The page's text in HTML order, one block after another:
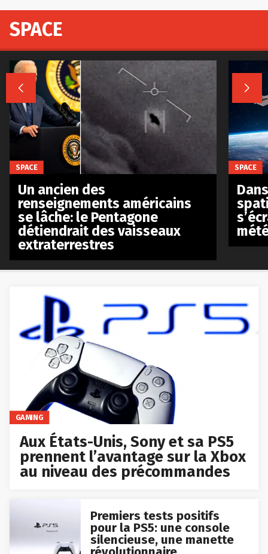
GAMING
Aux États-Unis, Sony et sa PS5
prennent l’avantage sur la Xbox
au niveau des précommandes
Premiers tests positifs
pour la PS5: une console
silencieuse, une manette
révolutionnaire
SPACE
 
SPACE
Un ancien des
renseignements américains
se lâche: le Pentagone
détiendrait des vaisseaux
extraterrestres
SPACE